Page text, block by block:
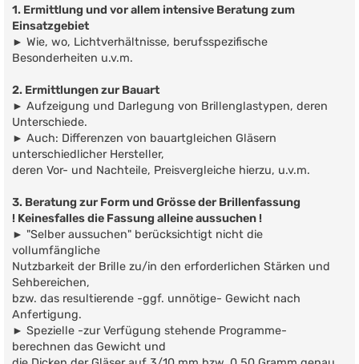
1. Ermittlung und vor allem intensive Beratung zum
Einsatzgebiet
► Wie, wo, Lichtverhältnisse, berufsspezifische
Besonderheiten u.v.m.
2. Ermittlungen zur Bauart
► Aufzeigung und Darlegung von Brillenglastypen, deren
Unterschiede.
► Auch: Differenzen von bauartgleichen Gläsern
unterschiedlicher Hersteller,
deren Vor- und Nachteile, Preisvergleiche hierzu, u.v.m.
3. Beratung zur Form und Grösse der Brillenfassung
! Keinesfalles die Fassung alleine aussuchen !
► "Selber aussuchen" berücksichtigt nicht die
vollumfängliche
Nutzbarkeit der Brille zu/in den erforderlichen Stärken und
Sehbereichen,
bzw. das resultierende -ggf. unnötige- Gewicht nach
Anfertigung.
► Spezielle -zur Verfügung stehende Programme-
berechnen das Gewicht und